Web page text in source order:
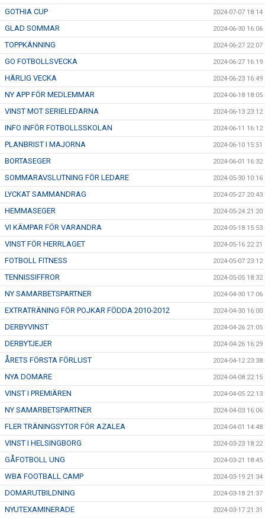
GOTHIA CUP 2024-07-07 18:14
GLAD SOMMAR 2024-06-30 16:06
TOPPKÄNNING 2024-06-27 22:07
GO FOTBOLLSVECKA 2024-06-27 16:19
HÄRLIG VECKA 2024-06-23 16:49
NY APP FÖR MEDLEMMAR 2024-06-18 18:05
VINST MOT SERIELEDARNA 2024-06-13 23:12
INFO INFÖR FOTBOLLSSKOLAN 2024-06-11 16:12
PLANBRIST I MAJORNA 2024-06-10 15:51
BORTASEGER 2024-06-01 16:32
SOMMARAVSLUTNING FÖR LEDARE 2024-05-30 10:16
LYCKAT SAMMANDRAG 2024-05-27 20:43
HEMMASEGER 2024-05-24 21:20
VI KÄMPAR FÖR VARANDRA 2024-05-18 15:53
VINST FÖR HERRLAGET 2024-05-16 22:21
FOTBOLL FITNESS 2024-05-07 23:12
TENNISSIFFROR 2024-05-05 18:32
NY SAMARBETSPARTNER 2024-04-30 17:06
EXTRATRÄNING FÖR POJKAR FÖDDA 2010-2012 2024-04-30 16:00
DERBYVINST 2024-04-26 21:05
DERBYTJEJER 2024-04-26 16:29
ÅRETS FÖRSTA FÖRLUST 2024-04-12 23:38
NYA DOMARE 2024-04-08 22:15
VINST I PREMIÄREN 2024-04-05 22:13
NY SAMARBETSPARTNER 2024-04-03 16:06
FLER TRÄNINGSYTOR FÖR AZALEA 2024-04-01 14:48
VINST I HELSINGBORG 2024-03-23 18:22
GÅFOTBOLL UNG 2024-03-21 18:45
WBA FOOTBALL CAMP 2024-03-19 21:34
DOMARUTBILDNING 2024-03-18 21:37
NYUTEXAMINERADE 2024-03-17 21:31